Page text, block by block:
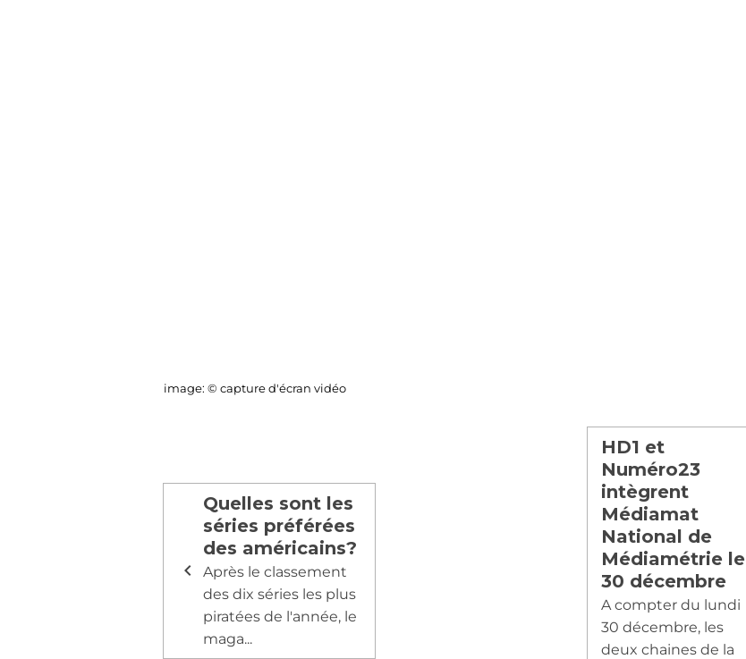
image: © capture d'écran vidéo
Quelles sont les
séries préférées
des américains?
Après le classement
des dix séries les plus
piratées de l'année, le
maga...
HD1 et
Numéro23
intègrent
Médiamat
National de
Médiamétrie le
30 décembre
A compter du lundi
30 décembre, les
deux chaines de la